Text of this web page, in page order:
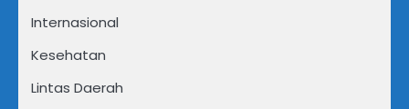
Internasional
Kesehatan
Lintas Daerah